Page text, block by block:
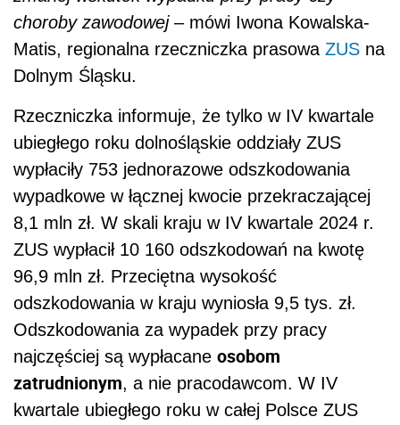
choroby zawodowej – mówi Iwona Kowalska-
Matis, regionalna rzeczniczka prasowa ZUS na
Dolnym Śląsku.
Rzeczniczka informuje, że tylko w IV kwartale
ubiegłego roku dolnośląskie oddziały ZUS
wypłaciły 753 jednorazowe odszkodowania
wypadkowe w łącznej kwocie przekraczającej
8,1 mln zł. W skali kraju w IV kwartale 2024 r.
ZUS wypłacił 10 160 odszkodowań na kwotę
96,9 mln zł. Przeciętna wysokość
odszkodowania w kraju wyniosła 9,5 tys. zł.
Odszkodowania za wypadek przy pracy
najczęściej są wypłacane osobom
zatrudnionym, a nie pracodawcom. W IV
kwartale ubiegłego roku w całej Polsce ZUS